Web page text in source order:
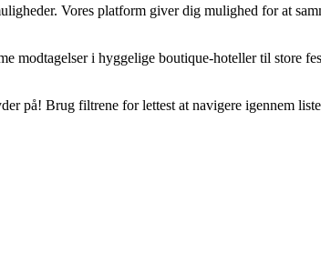
Vores platform giver dig mulighed for at
modtagelser i hyggelige boutique-hoteller til store
på! Brug filtrene for lettest at navigere igennem